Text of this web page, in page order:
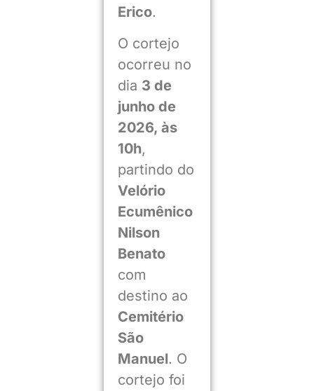
Erico.
O cortejo
ocorreu no
dia 3 de
junho de
2026, às
10h,
partindo do
Velório
Ecumênico
Nilson
Benato
com
destino ao
Cemitério
São
Manuel. O
cortejo foi